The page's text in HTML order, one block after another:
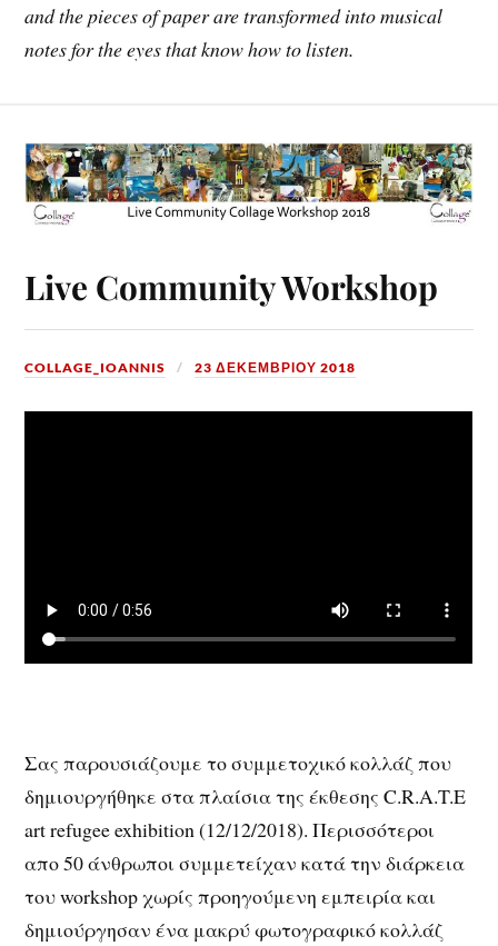
and the pieces of paper are transformed into musical
notes for the eyes that know how to listen.
Live Community Workshop
COLLAGE_IOANNIS 23 ΔΕΚΕΜΒΡΊΟΥ 2018
Σας παρουσιάζουμε το συμμετοχικό κολλάζ που
δημιουργήθηκε στα πλαίσια της έκθεσης C.R.A.T.E
art refugee exhibition (12/12/2018). Περισσότεροι
απο 50 άνθρωποι συμμετείχαν κατά την διάρκεια
του workshop χωρίς προηγούμενη εμπειρία και
δημιούργησαν ένα μακρύ φωτογραφικό κολλάζ